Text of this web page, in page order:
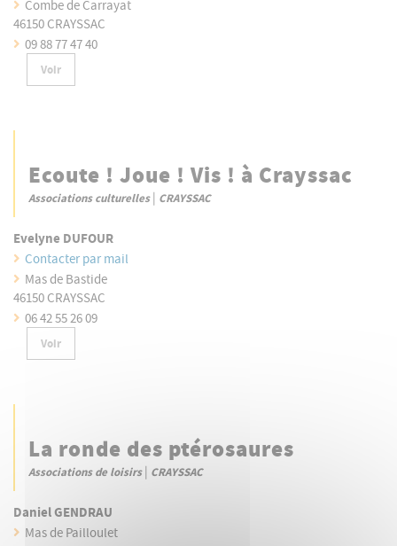
Combe de Carrayat
46150 CRAYSSAC
09 88 77 47 40
Voir
Ecoute ! Joue ! Vis ! à Crayssac
Associations culturelles| CRAYSSAC
Evelyne DUFOUR
Contacter par mail
Mas de Bastide
46150 CRAYSSAC
06 42 55 26 09
Voir
La ronde des ptérosaures
Associations de loisirs| CRAYSSAC
Daniel GENDRAU
Mas de Pailloulet